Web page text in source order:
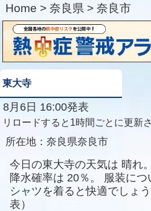
Home > 奈良県 > 奈良市
東大寺
8月6日 16:00発表
リロードすると1時間ごとに更新
所在地： 奈良県奈良市
今日の東大寺の天気は 晴れ。
降水確率は 20％。 服装につ
シャツを着ると快適でしょう
表）